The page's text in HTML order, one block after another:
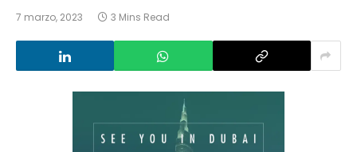
7 marzo, 2023 3 Mins Read